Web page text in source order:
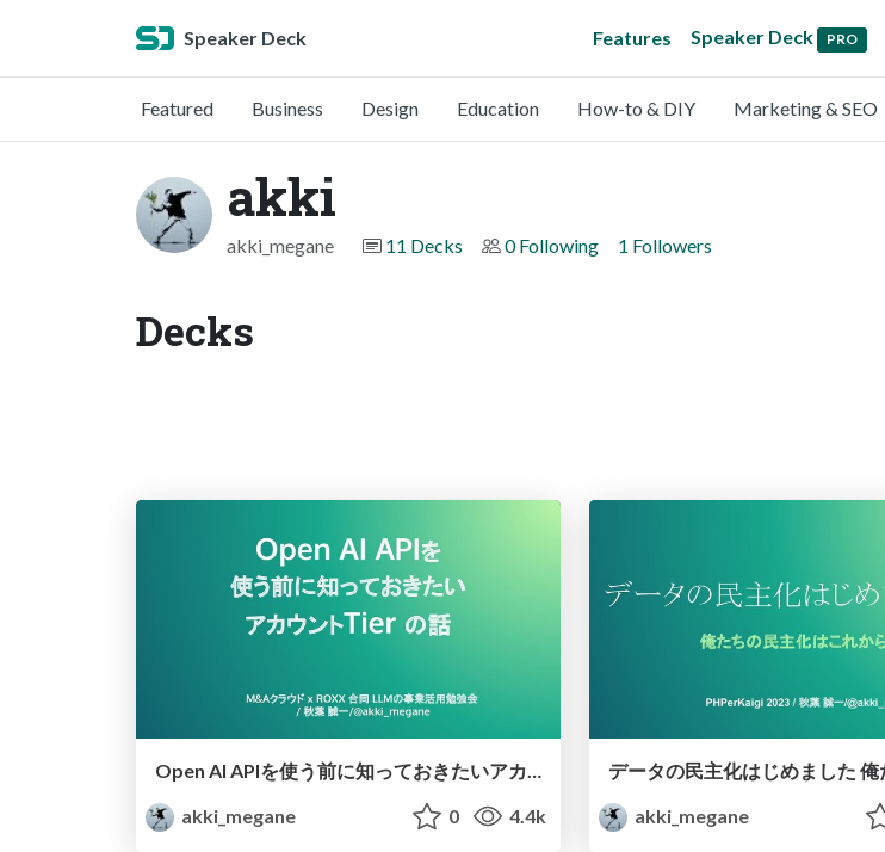
Speaker Deck Features Speaker Deck PRO
Featured Business Design Education How-to & DIY Marketing & SEO
akki
akki_megane 11 Decks 0 Following 1 Followers
Decks
Open AI APIを使う前に知っておきたいアカウントTier の話
akki_megane
0 4.4k
akki_megane